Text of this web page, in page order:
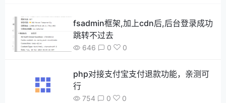
fsadmin框架,加上cdn后,后台登录成功
跳转不过去
646 0 0
php对接支付宝支付退款功能，亲测可
行
754 0 0